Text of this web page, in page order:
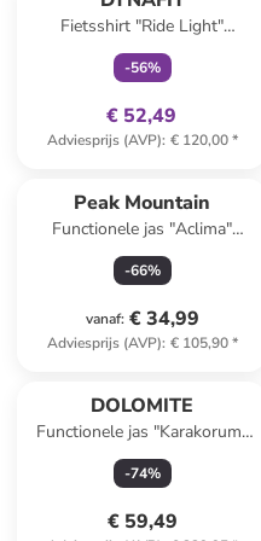
Fietsshirt "Ride Light"
turquoise
-56%
€ 52,49
Adviesprijs (AVP): € 120,00*
Peak Mountain
Functionele jas "Aclima"
roze/zwart
-66%
vanaf: € 34,99
Adviesprijs (AVP): € 105,90*
DOLOMITE
Functionele jas "Karakorum"
grijs
-74%
€ 59,49